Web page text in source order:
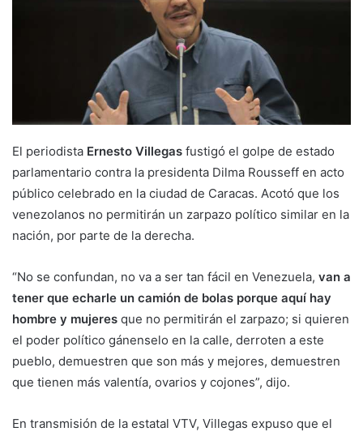
El periodista Ernesto Villegas fustigó el golpe de estado
parlamentario contra la presidenta Dilma Rousseff en acto
público celebrado en la ciudad de Caracas. Acotó que los
venezolanos no permitirán un zarpazo político similar en la
nación, por parte de la derecha.
“No se confundan, no va a ser tan fácil en Venezuela, van a
tener que echarle un camión de bolas porque aquí hay
hombre y mujeres que no permitirán el zarpazo; si quieren
el poder político gánenselo en la calle, derroten a este
pueblo, demuestren que son más y mejores, demuestren
que tienen más valentía, ovarios y cojones”, dijo.
En transmisión de la estatal VTV, Villegas expuso que el